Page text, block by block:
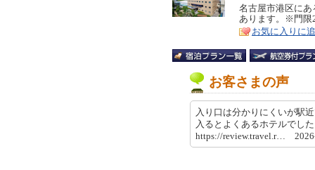
リ
ア
特
徴
名古屋市港区に
あります。※門限
お気に入りに
お客さまの声
入り口は分かりにくいが駅
入るとよくあるホテルでし
https://review.travel.r…